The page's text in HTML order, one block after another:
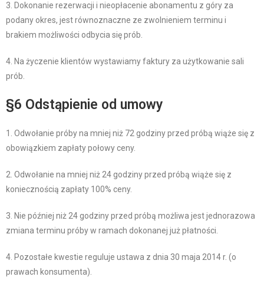
3. Dokonanie rezerwacji i nieopłacenie abonamentu z góry za
podany okres, jest równoznaczne ze zwolnieniem terminu i
brakiem możliwości odbycia się prób.
4. Na życzenie klientów wystawiamy faktury za użytkowanie sali
prób.
§6 Odstąpienie od umowy
1. Odwołanie próby na mniej niż 72 godziny przed próbą wiąże się z
obowiązkiem zapłaty połowy ceny.
2. Odwołanie na mniej niż 24 godziny przed próbą wiąże się z
koniecznością zapłaty 100% ceny.
3. Nie później niż 24 godziny przed próbą możliwa jest jednorazowa
zmiana terminu próby w ramach dokonanej już płatności.
4. Pozostałe kwestie reguluje ustawa z dnia 30 maja 2014 r. (o
prawach konsumenta).